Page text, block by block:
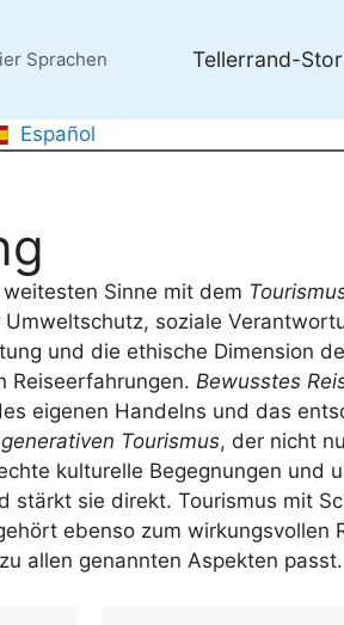
Sprachen Tellerrand-
Español
Sinne mit dem
Umweltschutz, soziale
und die ethische Dimension
Reiseerfahrungen. Bewusstes
eigenen Handelns und das
Tourismus, der nicht
kulturelle Begegnungen und
stärkt sie direkt. Tourismus mit
ebenso zum wirkungsvollen
allen genannten Aspekten passt.